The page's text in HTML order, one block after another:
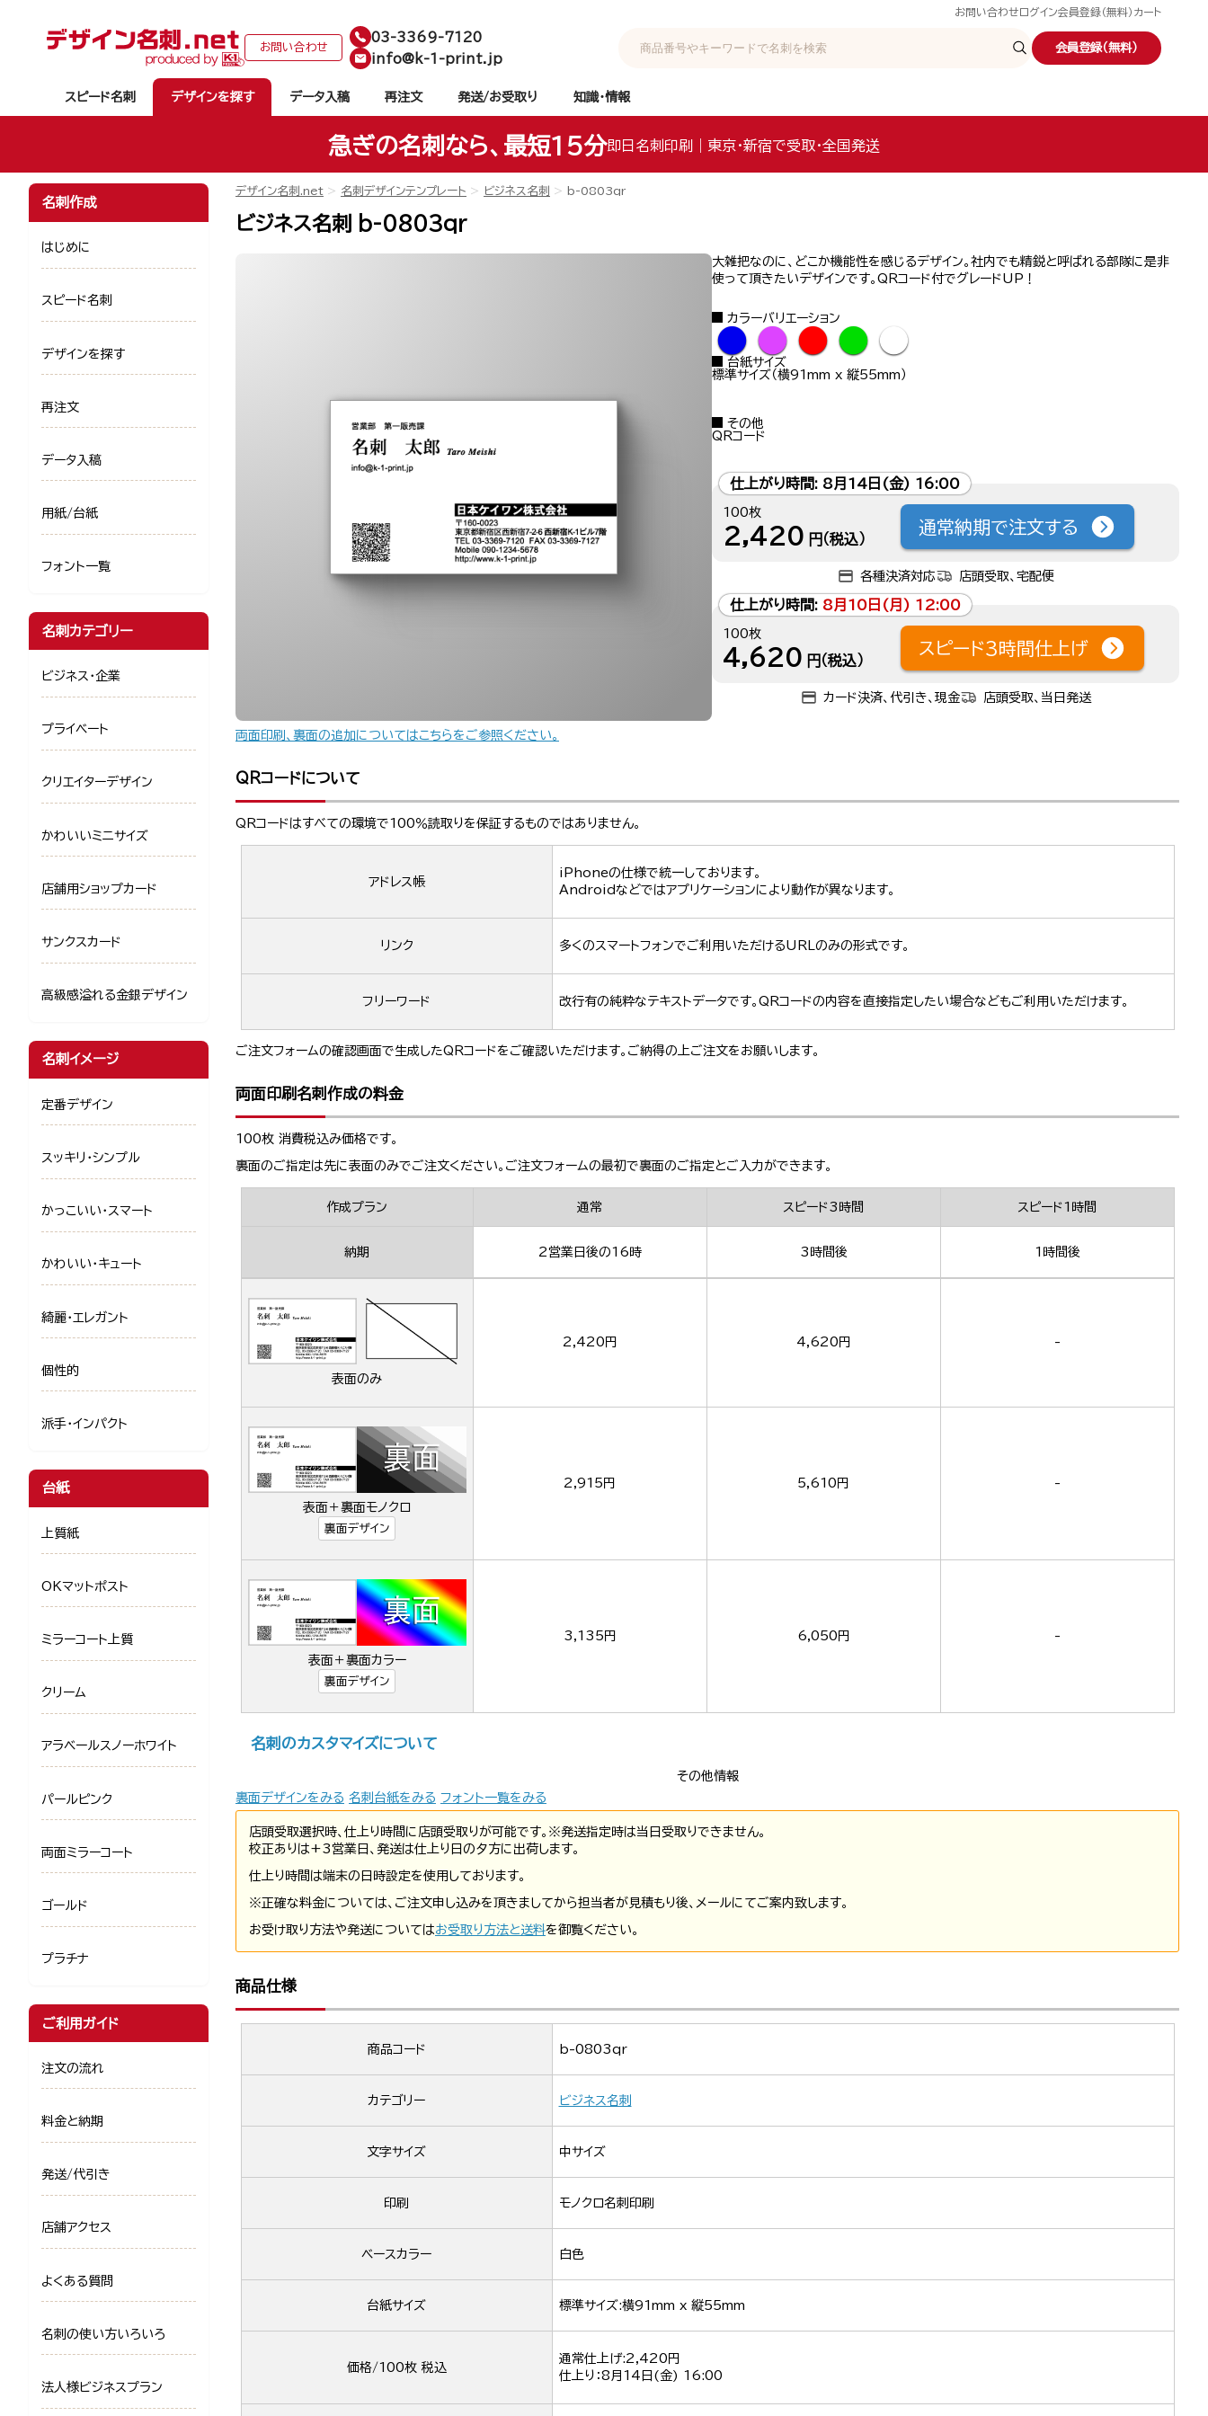
お問い合わせ ログイン会員登録（無料） カート
お問い合わせ
03-3369-7120
info@k-1-print.jp
会員登録（無料）
スピード名刺 デザインを探す データ入稿 再注文 発送/お受取り 知識・情報
急ぎの名刺なら、最短15分即日名刺印刷｜東京・新宿で受取・全国発送
デザイン名刺.net 名刺デザインテンプレート ビジネス名刺 b-0803qr
ビジネス名刺 b-0803qr
大雑把なのに、どこか機能性を感じるデザイン。社内でも精鋭と呼ばれる部隊に是非
使って頂きたいデザインです。QRコード付でグレードUP！
カラーバリエーション
● ● ● ● ●
台紙サイズ
標準サイズ（横91mm x 縦55mm）
その他
QRコード
仕上がり時間: 8月14日(金) 16:00
100枚
2,420 円（税込）
通常納期で注文する
各種決済対応 店頭受取、宅配便
仕上がり時間: 8月10日(月) 12:00
100枚
4,620 円（税込）
スピード3時間仕上げ
カード決済、代引き、現金 店頭受取、当日発送
両面印刷、裏面の追加についてはこちらをご参照ください。
QRコードについて
QRコードはすべての環境で100％読取りを保証するものではありません。
アドレス帳
iPhoneの仕様で統一しております。
Androidなどではアプリケーションにより動作が異なります。
リンク 多くのスマートフォンでご利用いただけるURLのみの形式です。
フリーワード 改行有の純粋なテキストデータです。QRコードの内容を直接指定したい場合などもご利用いただけます。
ご注文フォームの確認画面で生成したQRコードをご確認いただけます。ご納得の上ご注文をお願いします。
両面印刷名刺作成の料金
100枚 消費税込み価格です。
裏面のご指定は先に表面のみでご注文ください。ご注文フォームの最初で裏面のご指定とご入力ができます。
作成プラン 通常 スピード3時間 スピード1時間
納期 2営業日後の16時 3時間後 1時間後
表面のみ
2,420円 4,620円 -
表面＋裏面モノクロ
裏面デザイン
2,915円 5,610円 -
表面＋裏面カラー
裏面デザイン
3,135円 6,050円 -
名刺のカスタマイズについて
その他情報
裏面デザインをみる 名刺台紙をみる フォント一覧をみる
店頭受取選択時、仕上り時間に店頭受取りが可能です。※発送指定時は当日受取りできません。
校正ありは+3営業日、発送は仕上り日の夕方に出荷します。
仕上り時間は端末の日時設定を使用しております。
※正確な料金については、ご注文申し込みを頂きましてから担当者が見積もり後、メールにてご案内致します。
お受け取り方法や発送についてはお受取り方法と送料を御覧ください。
商品仕様
商品コード b-0803qr
カテゴリー ビジネス名刺
文字サイズ 中サイズ
印刷 モノクロ名刺印刷
ベースカラー 白色
台紙サイズ 標準サイズ:横91mm x 縦55mm
価格/100枚 税込
通常仕上げ:2,420円
仕上り：8月14日(金) 16:00
名刺作成
はじめに
スピード名刺
デザインを探す
再注文
データ入稿
用紙/台紙
フォント一覧
名刺カテゴリー
ビジネス・企業
プライベート
クリエイターデザイン
かわいいミニサイズ
店舗用ショップカード
サンクスカード
高級感溢れる金銀デザイン
名刺イメージ
定番デザイン
スッキリ・シンプル
かっこいい・スマート
かわいい・キュート
綺麗・エレガント
個性的
派手・インパクト
台紙
上質紙
OKマットポスト
ミラーコート上質
クリーム
アラベールスノーホワイト
パールピンク
両面ミラーコート
ゴールド
プラチナ
ご利用ガイド
注文の流れ
料金と納期
発送/代引き
店舗アクセス
よくある質問
名刺の使い方いろいろ
法人様ビジネスプラン